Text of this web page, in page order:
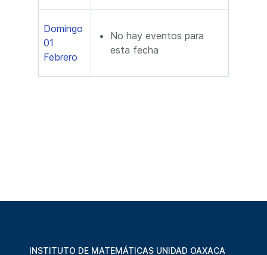
Domingo
01
Febrero
No hay eventos para
esta fecha
INSTITUTO DE MATEMÁTICAS UNIDAD OAXACA